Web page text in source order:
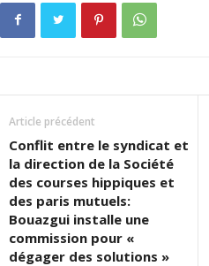
Article précédent
Conflit entre le syndicat et
la direction de la Société
des courses hippiques et
des paris mutuels:
Bouazgui installe une
commission pour «
dégager des solutions »